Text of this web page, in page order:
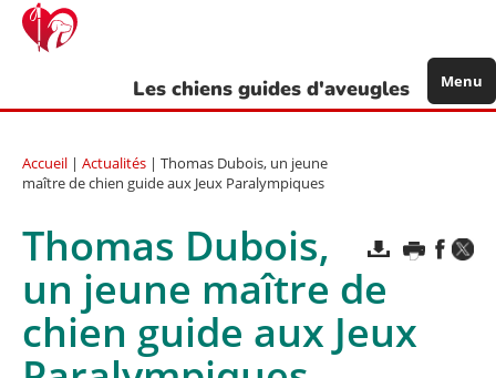
Aller
contenu
Les chiens guides d'aveugles Menu
Accueil | Actualités | Thomas Dubois, un jeune
maître de chien guide aux Jeux Paralympiques
Thomas Dubois,
un jeune maître de
chien guide aux Jeux